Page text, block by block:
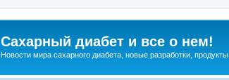
Сахарный диабет и все о нем!
Новости мира сахарного диабета, новые разработки, продукты.